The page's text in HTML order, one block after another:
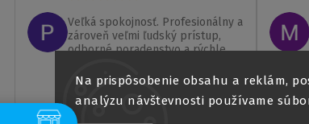
Na prispôsobenie obsahu a reklám,
analýzu návštevnosti používame
Veľká spokojnosť. Profesionálny a
zároveň veľmi ľudský prístup,
odborné poradenstvo a rýchle
dlho nevedel zohnať, som
nakoniec našiel práve tu. Určite
odporúčam.
Čítať viac...